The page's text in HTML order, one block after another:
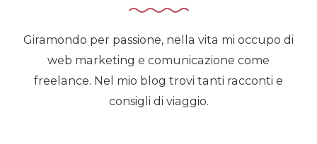
Giramondo per passione, nella vita mi occupo di
web marketing e comunicazione come
freelance. Nel mio blog trovi tanti racconti e
consigli di viaggio.